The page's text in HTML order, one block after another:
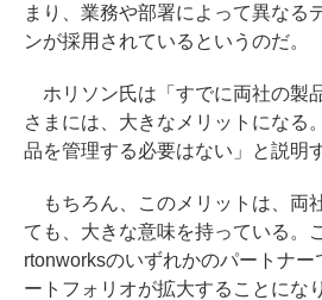
まり、業務や部署によって異なる
ンが採用されているというのだ。
ホリソン氏は「すでに両社の製
さまには、大きなメリットになる
品を管理する必要はない」と説明
もちろん、このメリットは、両
ても、大きな意味を持っている。
rtonworksのいずれかのパートナ
ートフォリオが拡大することにな